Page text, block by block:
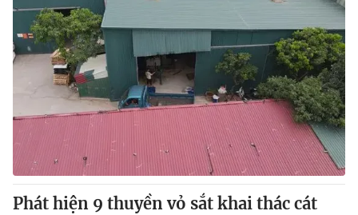
Phát hiện 9 thuyền vỏ sắt khai thác cát